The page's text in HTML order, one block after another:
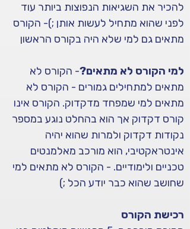
להכיר את השגיאות הנפוצות ביותר עוד
לפני שהוא מתחיל לעשות אותן ;)- הקורס
מתאים גם למי שלא היה בקורס הראשון
למי הקורס לא מתאים?- הקורס לא
מתאים למתחילים גמורים - הקורס לא
מתאים למי שמפחד מדקדוק. הקורס אינו
קורס דקדוק אך הוא בהחלט נוגע במספר
נקודות דקדוק ולמרות שהוא יהיה
אינטראקטיבי, הוא מורכב מאלמנטים
טכניים ולימודיים. - הקורס לא מתאים למי
שחושב שהוא כבר יודע הכל ;)
רכישת הקורס